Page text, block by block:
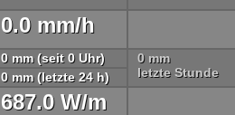
0.0 mm/h
0 mm (seit 0 Uhr)
0 mm
letzte Stunde
0 mm (letzte 24 h)
687.0 W/m